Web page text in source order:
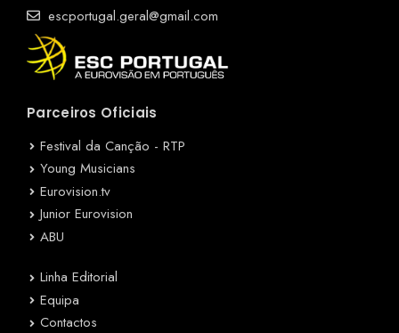
escportugal.geral@gmail.com
Parceiros Oficiais
Festival da Canção - RTP
Young Musicians
Eurovision.tv
Junior Eurovision
ABU
Linha Editorial
Equipa
Contactos